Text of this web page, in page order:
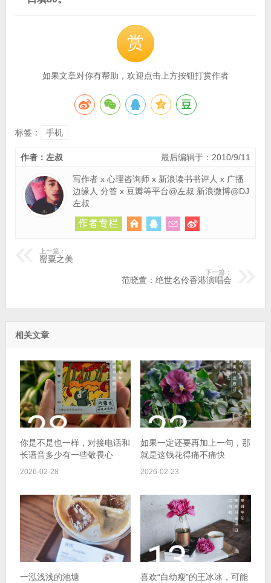
赏
如果文章对你有帮助，欢迎点击上方按钮打赏作者
标签： 手机
最后编辑于：2010/9/11
作者：左叔
写作者 x 心理咨询师 x 新浪读书书评人 x 广播
边缘人 分答 x 豆瓣等平台@左叔 新浪微博@DJ
左叔
上一篇：
罂粟之美
下一篇：
范晓萱：绝世名伶香港演唱会
相关文章
你是不是也一样，对接电话和
长语音多少有一些敬畏心
2026-02-28
如果一定还要再加上一句，那
就是这钱花得痛不痛快
2026-02-23
一泓浅浅的池塘
喜欢“白幼瘦”的王冰冰，可能